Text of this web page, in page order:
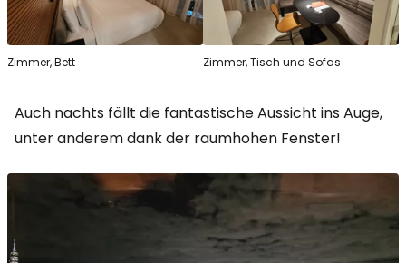
Zimmer, Bett Zimmer, Tisch und Sofas
Auch nachts fällt die fantastische Aussicht ins Auge,
unter anderem dank der raumhohen Fenster!